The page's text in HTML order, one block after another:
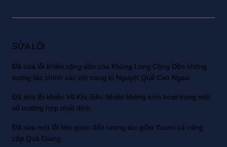
SỬA LỖI
Đã sửa lỗi khiến cộng dồn của Khủng Long Cộng Dồn không
tương tác chính xác với trang bị Nguyệt Quế Cao Ngạo.
Đã sửa lỗi khiến Vũ Khí Siêu Nhiên không kích hoạt trong một
số trường hợp nhất định.
Đã sửa một lỗi liên quan đến tương tác giữa Yuumi và nâng
cấp Quá Giang.